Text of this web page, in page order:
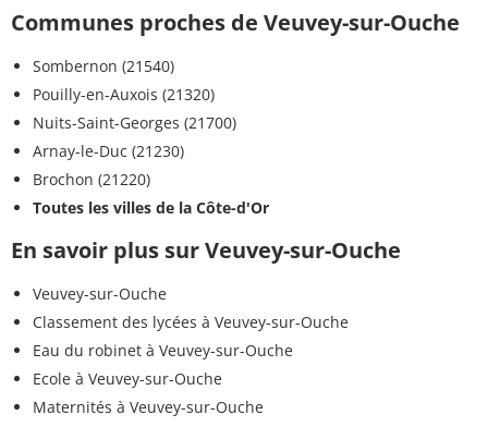
Communes proches de Veuvey-sur-Ouche
Sombernon (21540)
Pouilly-en-Auxois (21320)
Nuits-Saint-Georges (21700)
Arnay-le-Duc (21230)
Brochon (21220)
Toutes les villes de la Côte-d'Or
En savoir plus sur Veuvey-sur-Ouche
Veuvey-sur-Ouche
Classement des lycées à Veuvey-sur-Ouche
Eau du robinet à Veuvey-sur-Ouche
Ecole à Veuvey-sur-Ouche
Maternités à Veuvey-sur-Ouche